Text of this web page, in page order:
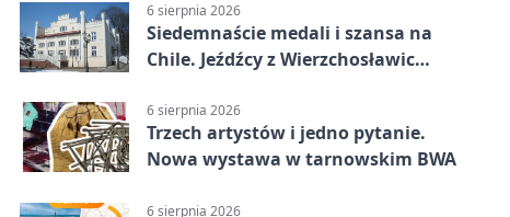
6 sierpnia 2026
Siedemnaście medali i szansa na
Chile. Jeźdźcy z Wierzchosławic
6 sierpnia 2026
Trzech artystów i jedno pytanie.
Nowa wystawa w tarnowskim BWA
6 sierpnia 2026